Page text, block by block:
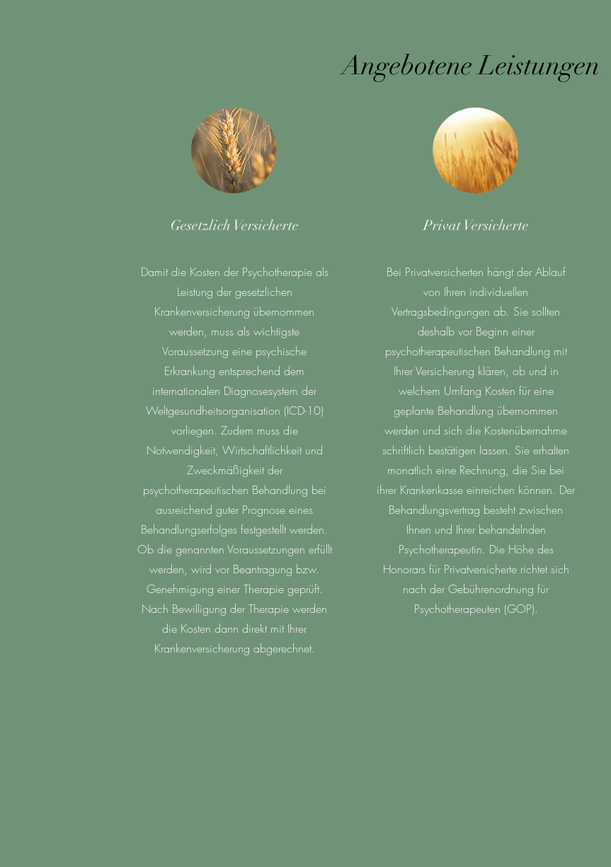
Angebotene Leistungen
Gesetzlich Versicherte
Damit die Kosten der Psychotherapie als
Leistung der gesetzlichen
Krankenversicherung übernommen
werden, muss als wichtigste
Voraussetzung eine psychische
Erkrankung entsprechend dem
internationalen Diagnosesystem der
Weltgesundheitsorganisation (ICD-10)
vorliegen. Zudem muss die
Notwendigkeit, Wirtschaftlichkeit und
Zweckmäßigkeit der
psychotherapeutischen Behandlung bei
ausreichend guter Prognose eines
Behandlungserfolges festgestellt werden.
Ob die genannten Voraussetzungen erfüllt
werden, wird vor Beantragung bzw.
Genehmigung einer Therapie geprüft.
Nach Bewilligung der Therapie werden
die Kosten dann direkt mit Ihrer
Krankenversicherung abgerechnet.
Privat Versicherte
Bei Privatversicherten hängt der Ablauf
von Ihren individuellen
Vertragsbedingungen ab. Sie sollten
deshalb vor Beginn einer
psychotherapeutischen Behandlung mit
Ihrer Versicherung klären, ob und in
welchem Umfang Kosten für eine
geplante Behandlung übernommen
werden und sich die Kostenübernahme
schriftlich bestätigen lassen. Sie erhalten
monatlich eine Rechnung, die Sie bei
ihrer Krankenkasse einreichen können. Der
Behandlungsvertrag besteht zwischen
Ihnen und Ihrer behandelnden
Psychotherapeutin. Die Höhe des
Honorars für Privatversicherte richtet sich
nach der Gebührenordnung für
Psychotherapeuten (GOP).